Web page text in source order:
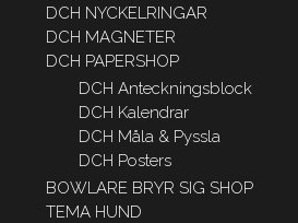
DCH NYCKELRINGAR
DCH MAGNETER
DCH PAPERSHOP
DCH Anteckningsblock
DCH Kalendrar
DCH Måla & Pyssla
DCH Posters
BOWLARE BRYR SIG SHOP
TEMA HUND